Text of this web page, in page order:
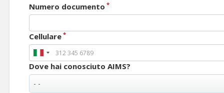
Numero documento *
Cellulare *
Dove hai conosciuto AIMS?